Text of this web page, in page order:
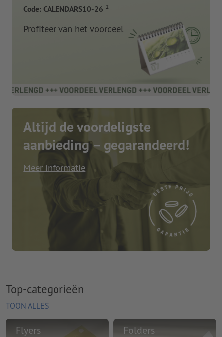
Code: CALENDARS10-26 2
Profiteer van het voordeel
Altijd de voordeligste
aanbieding – gegarandeerd!
Meer informatie
Top-categorieën
TOON ALLES
Flyers Folders